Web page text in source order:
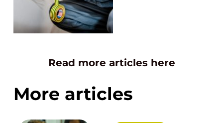
Read more articles here
More articles